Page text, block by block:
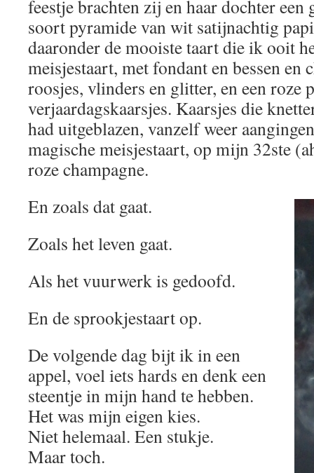
feestje brachten zij en haar dochter een
soort pyramide van wit satijnachtig
daaronder de mooiste taart die ik ooit
meisjestaart, met fondant en bessen en
roosjes, vlinders en glitter, en een roze
verjaardagskaarsjes. Kaarsjes die
had uitgeblazen, vanzelf weer
magische meisjestaart, op mijn 32ste
roze champagne.
En zoals dat gaat.
Zoals het leven gaat.
Als het vuurwerk is gedoofd.
En de sprookjestaart op.
De volgende dag bijt ik in een
appel, voel iets hards en denk een
steentje in mijn hand te hebben.
Het was mijn eigen kies.
Niet helemaal. Een stukje.
Maar toch.